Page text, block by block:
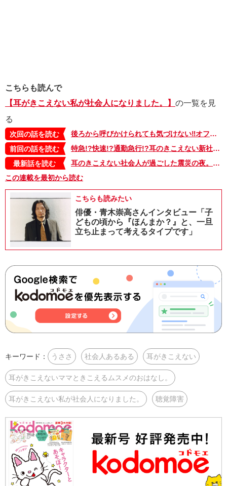
こちらも読んで
【耳がきこえない私が社会人になりました。】 の一覧を見
る
次回の話を読む
後ろから呼びかけられても気づけない‼オフィスの席に悩む耳のきこえない新社会人…念願の席替えの結果は…⁉【耳がきこえない私が社会人になりました。06】
前回の話を読む
特急!?快速!?通勤急行!?耳のきこえない新社会人が都会の電車に大混乱‼【耳がきこえない私が社会人になりました。04】
最新話を読む
耳のきこえない社会人が過ごした震災の夜。家に帰れるのかな…？被災地の方々は無事…？【耳がきこえない私が社会人になりました。29】
この連載を最初から読む
こちらも読みたい
俳優・青木崇高さんインタビュー「子
どもの頃から『ほんまか？』と、一旦
立ち止まって考えるタイプです」
キーワード： うささ 社会人あるある 耳がきこえない
耳がきこえないママときこえるムスメのおはなし。
耳がきこえない私が社会人になりました。 聴覚障害